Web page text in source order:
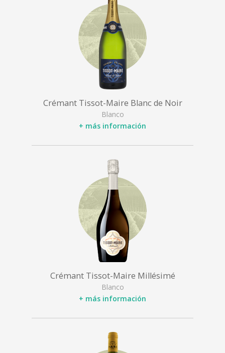
Crémant Tissot-Maire Blanc de Noir
Blanco
+ más información
Crémant Tissot-Maire Millésimé
Blanco
+ más información